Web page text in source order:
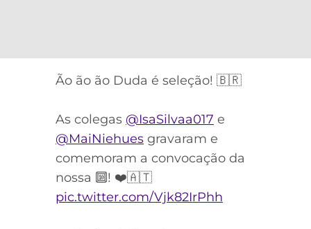
Ão ão ão Duda é seleção! 🇧🇷
As colegas @IsaSilvaa017 e
@MaiNiehues gravaram e
comemoram a convocação da
nossa 🔟! ❤️🇦🇹
pic.twitter.com/Vjk82IrPhh